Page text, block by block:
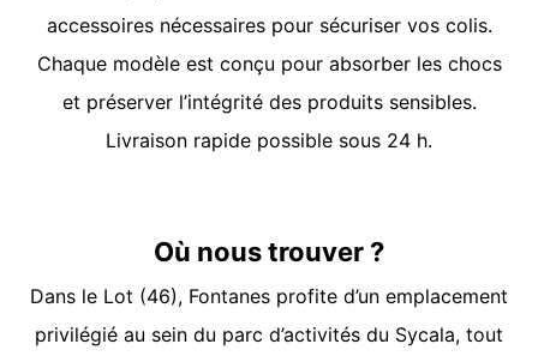
accessoires nécessaires pour sécuriser vos colis.
Chaque modèle est conçu pour absorber les chocs
et préserver l’intégrité des produits sensibles.
Livraison rapide possible sous 24 h.
Où nous trouver ?
Dans le Lot (46), Fontanes profite d’un emplacement
privilégié au sein du parc d’activités du Sycala, tout